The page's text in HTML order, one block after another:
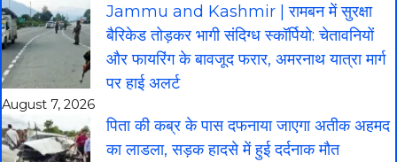
Jammu and Kashmir | रामबन में सुरक्षा
बैरिकेड तोड़कर भागी संदिग्ध स्कॉर्पियो: चेतावनियों
और फायरिंग के बावजूद फरार, अमरनाथ यात्रा मार्ग
पर हाई अलर्ट
August 7, 2026
पिता की कब्र के पास दफनाया जाएगा अतीक अहमद
का लाडला, सड़क हादसे में हुई दर्दनाक मौत